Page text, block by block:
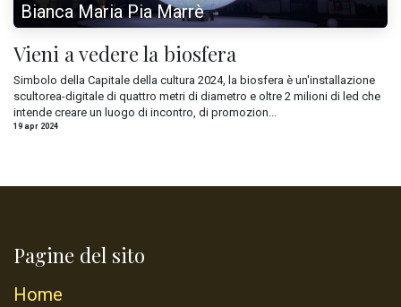
Bianca Maria Pia Marrè
Vieni a vedere la biosfera
Simbolo della Capitale della cultura 2024, la biosfera è un'installazione
scultorea-digitale di quattro metri di diametro e oltre 2 milioni di led che
intende creare un luogo di incontro, di promozion...
19 apr 2024
Pagine del sito
Home